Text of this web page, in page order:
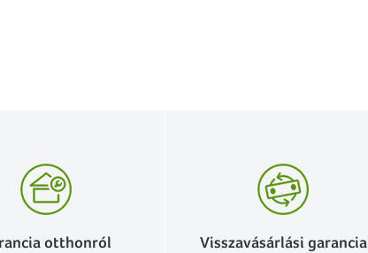
otthonról Visszavásárlási garancia